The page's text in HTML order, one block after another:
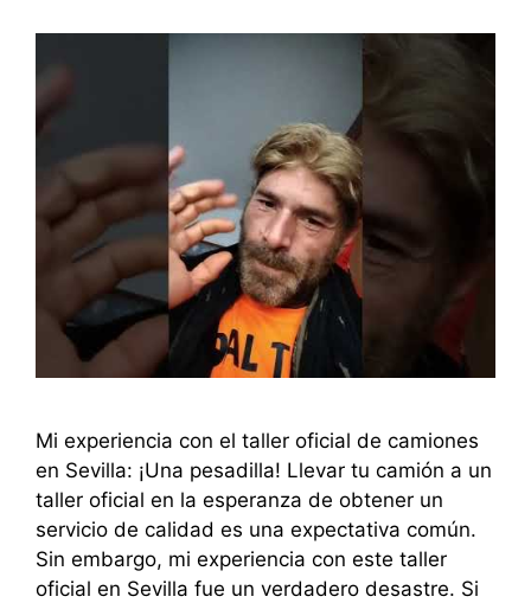
Mi experiencia con el taller oficial de camiones
en Sevilla: ¡Una pesadilla! Llevar tu camión a un
taller oficial en la esperanza de obtener un
servicio de calidad es una expectativa común.
Sin embargo, mi experiencia con este taller
oficial en Sevilla fue un verdadero desastre. Si